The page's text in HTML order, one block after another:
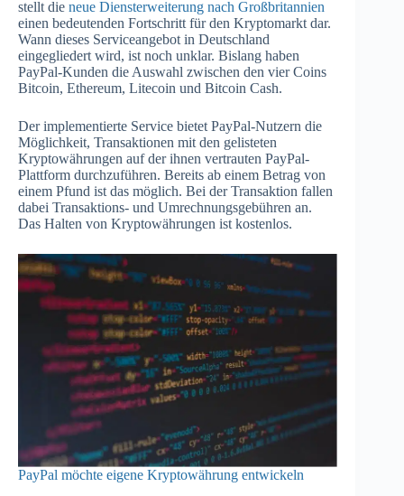
stellt die neue Diensterweiterung nach Großbritannien
einen bedeutenden Fortschritt für den Kryptomarkt dar.
Wann dieses Serviceangebot in Deutschland
eingegliedert wird, ist noch unklar. Bislang haben
PayPal-Kunden die Auswahl zwischen den vier Coins
Bitcoin, Ethereum, Litecoin und Bitcoin Cash.
Der implementierte Service bietet PayPal-Nutzern die
Möglichkeit, Transaktionen mit den gelisteten
Kryptowährungen auf der ihnen vertrauten PayPal-
Plattform durchzuführen. Bereits ab einem Betrag von
einem Pfund ist das möglich. Bei der Transaktion fallen
dabei Transaktions- und Umrechnungsgebühren an.
Das Halten von Kryptowährungen ist kostenlos.
PayPal möchte eigene Kryptowährung entwickeln